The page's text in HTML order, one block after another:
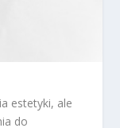
estetyki, ale
do